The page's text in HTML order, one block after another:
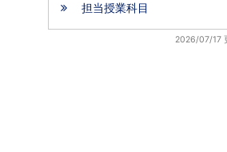
担当授業科目
2026/07/17